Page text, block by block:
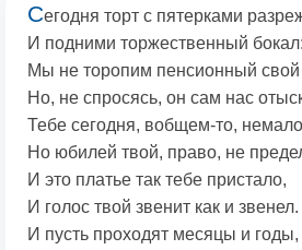
Сегодня торт с пятерками
И подними торжественный бокал:
Мы не торопим пенсионный
Но, не спросясь, он сам нас
Тебе сегодня, вобщем-то,
Но юбилей твой, право, не
И это платье так тебе пристало,
И голос твой звенит как и звенел.
И пусть проходят месяцы и годы,